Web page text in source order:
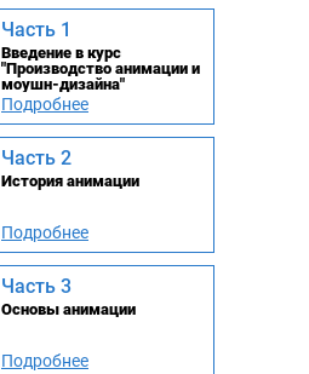
Часть 1
Введение в курс
"Производство анимации и
моушн-дизайна"
Подробнее
Часть 2
История анимации
Подробнее
Часть 3
Основы анимации
Подробнее